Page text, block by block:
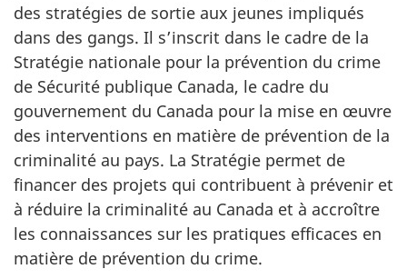
des stratégies de sortie aux jeunes impliqués
dans des gangs. Il s’inscrit dans le cadre de la
Stratégie nationale pour la prévention du crime
de Sécurité publique Canada, le cadre du
gouvernement du Canada pour la mise en œuvre
des interventions en matière de prévention de la
criminalité au pays. La Stratégie permet de
financer des projets qui contribuent à prévenir et
à réduire la criminalité au Canada et à accroître
les connaissances sur les pratiques efficaces en
matière de prévention du crime.